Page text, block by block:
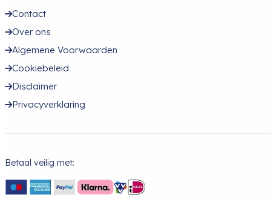
Contact
Over ons
Algemene Voorwaarden
Cookiebeleid
Disclaimer
Privacyverklaring
Betaal veilig met: